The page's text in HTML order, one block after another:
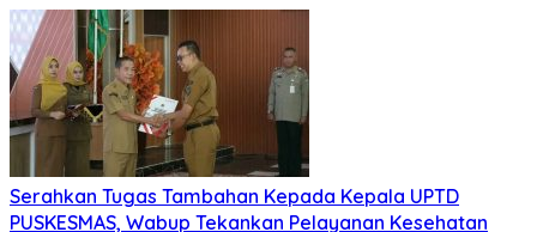
Serahkan Tugas Tambahan Kepada Kepala UPTD
PUSKESMAS, Wabup Tekankan Pelayanan Kesehatan